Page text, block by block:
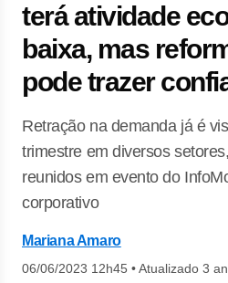
terá atividade
baixa, mas
pode trazer
Retração na demanda já é
trimestre em diversos
reunidos em evento do
corporativo
Mariana Amaro
06/06/2023 12h45 •Atualizado 3